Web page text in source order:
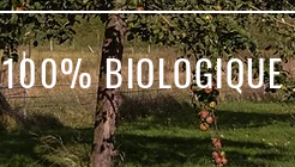
100% BIOLOGIQUE